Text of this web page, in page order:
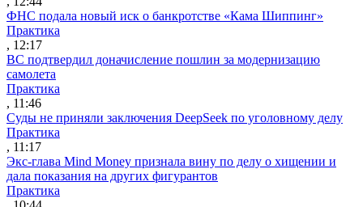
ФНС подала новый иск о банкротстве «Кама Шиппинг»
Практика
, 12:17
ВС подтвердил доначисление пошлин за модернизацию
самолета
Практика
, 11:46
Суды не приняли заключения DeepSeek по уголовному делу
Практика
, 11:17
Экс-глава Mind Money признала вину по делу о хищении и
дала показания на других фигурантов
Практика